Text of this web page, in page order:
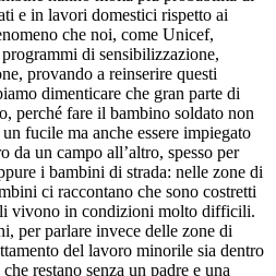
e in lavori domestici rispetto ai
che noi, come Unicef,
di sensibilizzazione,
provando a reinserire questi
dimenticare che gran parte di
perché fare il bambino soldato non
fucile ma anche essere impiegato
da un campo all’altro, spesso per
i bambini di strada: nelle zone di
ci raccontano che sono costretti
vivono in condizioni molto difficili.
per parlare invece delle zone di
del lavoro minorile sia dentro
restano senza un padre e una